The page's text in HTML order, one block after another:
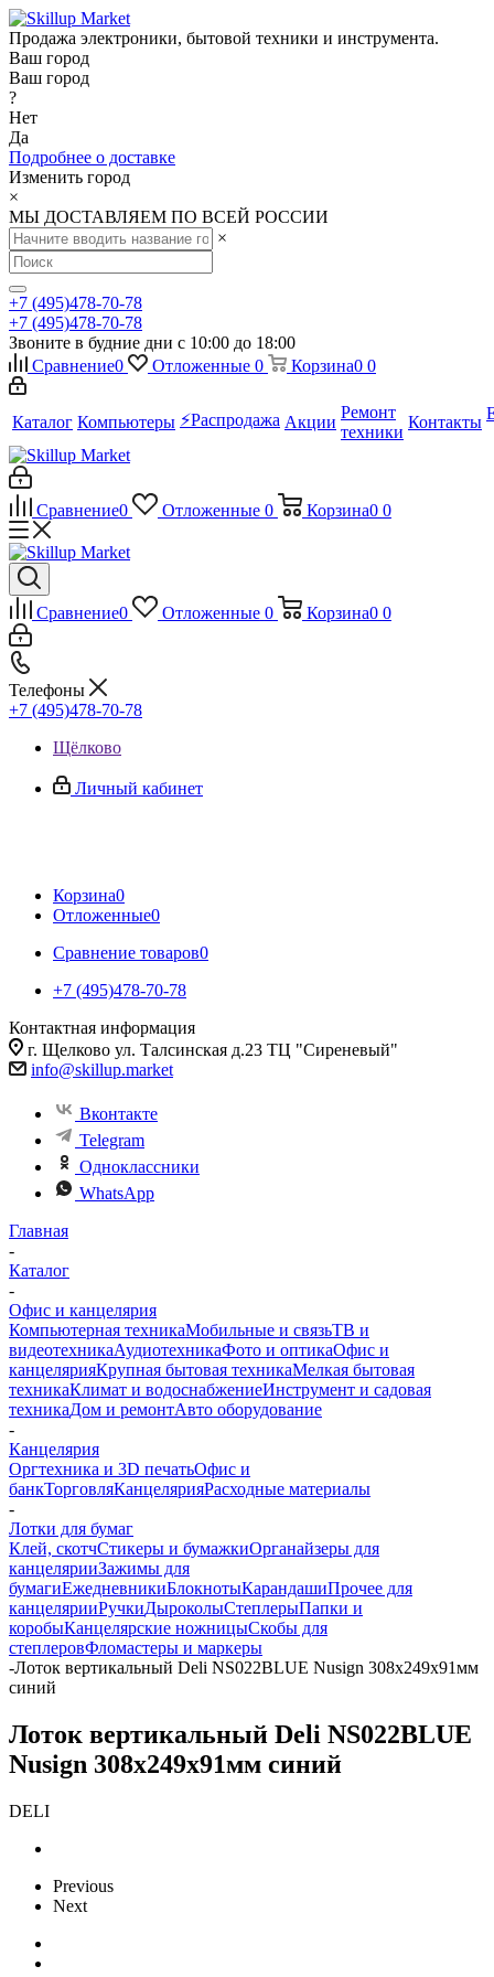
Продажа электроники, бытовой техники и инструмента.
Ваш город
Ваш город
?
Нет
Да
Подробнее о доставке
Изменить город
×
МЫ ДОСТАВЛЯЕМ ПО ВСЕЙ РОССИИ
×
+7 (495)478-70-78
+7 (495)478-70-78
Звоните в будние дни с 10:00 до 18:00
Сравнение0 Отложенные 0 Корзина0 0
Каталог Компьютеры ⚡️Распродажа Акции
Ремонт
техники
Контакты
Сравнение0 Отложенные 0 Корзина0 0
Сравнение0 Отложенные 0 Корзина0 0
Телефоны
+7 (495)478-70-78
Щёлково
Личный кабинет
Корзина0
Отложенные0
Сравнение товаров0
+7 (495)478-70-78
Контактная информация
г. Щелково ул. Талсинская д.23 ТЦ "Сиреневый"
info@skillup.market
Вконтакте
Telegram
Одноклассники
WhatsApp
Главная
-
Каталог
-
Офис и канцелярия
Компьютерная техникаМобильные и связьТВ и
видеотехникаАудиотехникаФото и оптикаОфис и
канцелярияКрупная бытовая техникаМелкая бытовая
техникаКлимат и водоснабжениеИнструмент и садовая
техникаДом и ремонтАвто оборудование
-
Канцелярия
Оргтехника и 3D печатьОфис и
банкТорговляКанцелярияРасходные материалы
-
Лотки для бумаг
Клей, скотчСтикеры и бумажкиОрганайзеры для
канцелярииЗажимы для
бумагиЕжедневникиБлокнотыКарандашиПрочее для
канцелярииРучкиДыроколыСтеплерыПапки и
коробыКанцелярские ножницыСкобы для
степлеровФломастеры и маркеры
-Лоток вертикальный Deli NS022BLUE Nusign 308x249x91мм
синий
Лоток вертикальный Deli NS022BLUE
Nusign 308x249x91мм синий
DELI
Previous
Next